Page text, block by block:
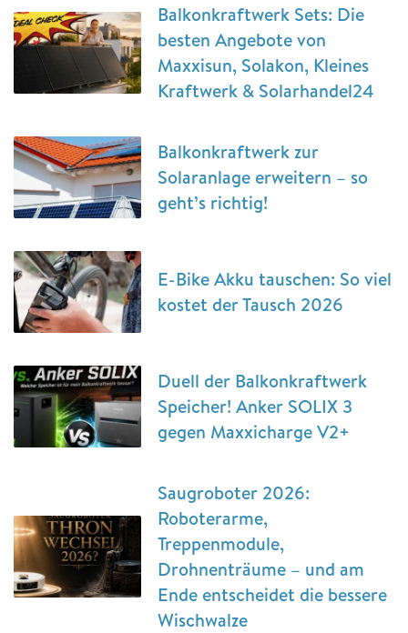
Balkonkraftwerk Sets: Die
besten Angebote von
Maxxisun, Solakon, Kleines
Kraftwerk & Solarhandel24
Balkonkraftwerk zur
Solaranlage erweitern – so
geht’s richtig!
E-Bike Akku tauschen: So viel
kostet der Tausch 2026
Duell der Balkonkraftwerk
Speicher! Anker SOLIX 3
gegen Maxxicharge V2+
Saugroboter 2026:
Roboterarme,
Treppenmodule,
Drohnenträume – und am
Ende entscheidet die bessere
Wischwalze